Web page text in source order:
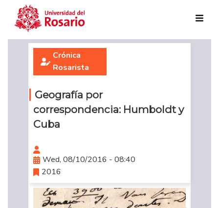
Skip to main content
Crónica
Rosarista
Geografía por
correspondencia: Humboldt y
Cuba
Wed, 08/10/2016 - 08:40
2016